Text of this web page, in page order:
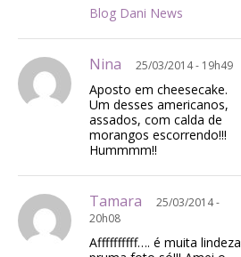
Blog Dani News
Nina 25/03/2014 - 19h49
Aposto em cheesecake.
Um desses americanos,
assados, com calda de
morangos escorrendo!!!
Hummmm!!
Tamara
25/03/2014 -
20h08
Affffffffff…. é muita lindeza